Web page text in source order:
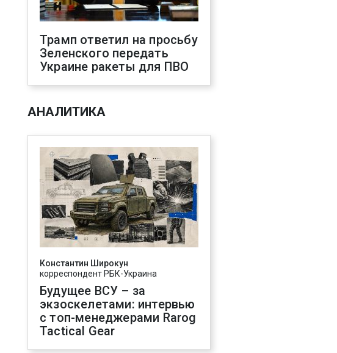
Трамп ответил на просьбу
Зеленского передать
Украине ракеты для ПВО
АНАЛИТИКА
Константин Широкун
корреспондент РБК-Украина
Будущее ВСУ – за
экзоскелетами: интервью
с топ-менеджерами Rarog
Tactical Gear